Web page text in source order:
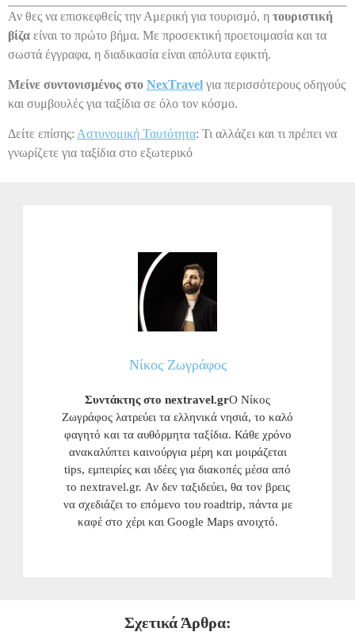
Αν θες να επισκεφθείς την Αμερική για τουρισμό, η τουριστική
βίζα είναι το πρώτο βήμα. Με προσεκτική προετοιμασία και τα
σωστά έγγραφα, η διαδικασία είναι απόλυτα εφικτή.
Μείνε συντονισμένος στο NexTravel για περισσότερους οδηγούς
και συμβουλές για ταξίδια σε όλο τον κόσμο.
Δείτε επίσης: Αστυνομική Ταυτότητα: Τι αλλάζει και τι πρέπει να
γνωρίζετε για ταξίδια στο εξωτερικό
Νίκος Ζωγράφος
Συντάκτης στο nextravel.grΟ Νίκος
Ζωγράφος λατρεύει τα ελληνικά νησιά, το καλό
φαγητό και τα αυθόρμητα ταξίδια. Κάθε χρόνο
ανακαλύπτει καινούργια μέρη και μοιράζεται
tips, εμπειρίες και ιδέες για διακοπές μέσα από
το nextravel.gr. Αν δεν ταξιδεύει, θα τον βρεις
να σχεδιάζει το επόμενο του roadtrip, πάντα με
καφέ στο χέρι και Google Maps ανοιχτό.
Σχετικά Άρθρα: